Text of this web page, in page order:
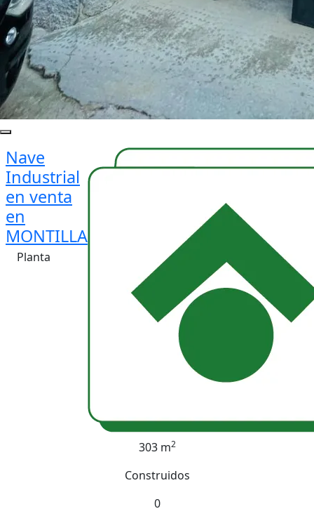
Nave
Industrial
en venta
en
MONTILLA
Planta
303 m2
Construidos
0